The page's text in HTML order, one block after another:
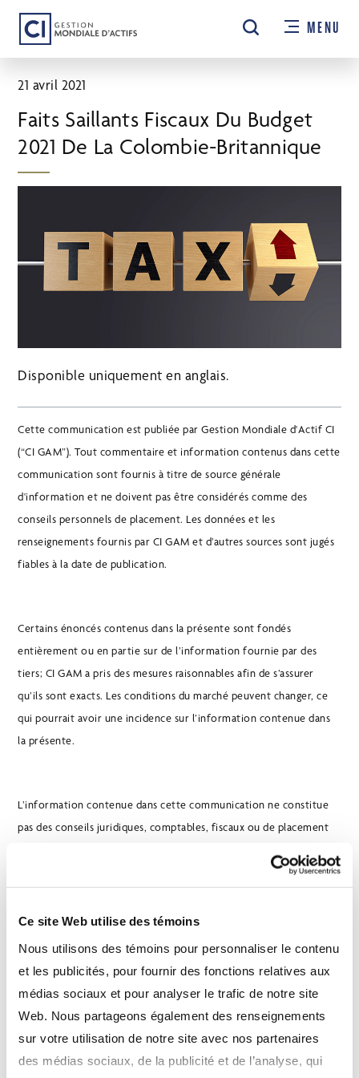
Ce site Web utilise des témoins
Nous utilisons des témoins pour personnaliser le contenu
et les publicités, pour fournir des fonctions relatives aux
médias sociaux et pour analyser le trafic de notre site
Web. Nous partageons également des renseignements
sur votre utilisation de notre site avec nos partenaires
des médias sociaux, de la publicité et de l’analyse, qui
Passer
contenu
principal
MENU
21 avril 2021
Faits Saillants Fiscaux Du Budget
2021 De La Colombie-Britannique
Disponible uniquement en anglais.
Cette communication est publiée par Gestion Mondiale d'Actif CI
(“CI GAM”). Tout commentaire et information contenus dans cette
communication sont fournis à titre de source générale
d'information et ne doivent pas être considérés comme des
conseils personnels de placement. Les données et les
renseignements fournis par CI GAM et d’autres sources sont jugés
fiables à la date de publication.
Certains énoncés contenus dans la présente sont fondés
entièrement ou en partie sur de l’information fournie par des
tiers; CI GAM a pris des mesures raisonnables afin de s’assurer
qu’ils sont exacts. Les conditions du marché peuvent changer, ce
qui pourrait avoir une incidence sur l’information contenue dans
la présente.
L’information contenue dans cette communication ne constitue
pas des conseils juridiques, comptables, fiscaux ou de placement
consulter des conseillers professionnels avant d’agir en vertu des
Le contenu de cette présentation ne peut, en aucune manière,
être modifié, copié, reproduit, publié, téléchargé, affiché,
transmis, distribué ou exploité commercialement. Vous pouvez
télécharger cette communication aux fins de vos activités à titre
de conseiller financier, à condition que vous ne modifiiez pas les
avis de droit d’auteur et tout autre avis exclusif. Le